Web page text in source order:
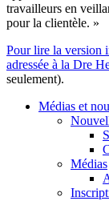
travailleurs en
pour la clientèle. »
Pour lire la version
adressée à la Dre
seulement).
Médias et
Médias